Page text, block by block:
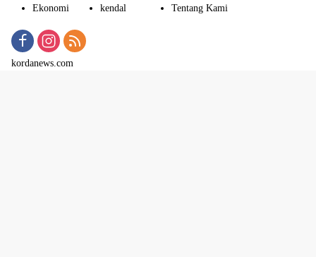
Ekonomi
kendal
Tentang Kami
kordanews.com